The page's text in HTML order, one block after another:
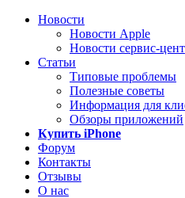
Новости
Новости Apple
Новости сервис-
Статьи
Типовые проблемы
Полезные советы
Информация для
Обзоры приложений
Купить iPhone
Форум
Контакты
Отзывы
О нас